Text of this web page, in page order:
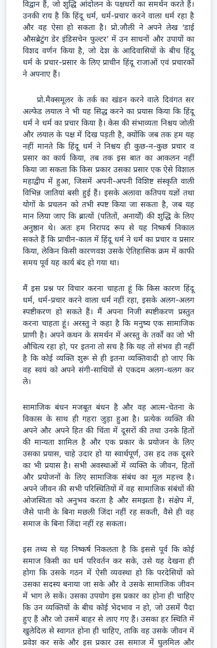
विद्वान हैं, जो शुद्धि आंदोलन के पक्षधरों का समर्थन करते हैं।
उनकी राय है कि हिंदू धर्म, धर्म-प्रचार करने वाला धर्म रहा है
और वह ऐसा हो सकता है। प्रो.जौली ने अपने लेख ‘डाई
औसब्रेटुंग डेर इंडिसचेन फुल्टर’ में उन साधनों और उपायों का
विशद वर्णन किया है, जो देश के आदिवासियों के बीच हिंदू
धर्म के प्रचार-प्रसार के लिए प्राचीन हिंदू राजाओं एवं प्रचारकों
ने अपनाए हैं।
प्रो.मैक्समूलर के तर्क का खंडन करने वाले दिवंगत सर
अल्फेड लयाल ने भी यह सिद्ध करने का प्रयास किया कि हिंदू
धर्म ने धर्म का प्रचार किया है। केस की संभाव्यता निश्चय जोली
और लयाल के पक्ष में दिख पड़ती है, क्योंकि जब तक हम यह
नहीं मानते कि हिंदू धर्म ने निश्चय ही कुछ-न-कुछ प्रचार व
प्रसार का कार्य किया, तब तक इस बात का आकलन नहीं
किया जा सकता कि किस प्रकार उसका प्रसार एक ऐसे विशाल
महाद्वीप में हुआ, जिसमें अपनी-अपनी विशिष्ट संस्कृति वाली
विभिन्न जातियां बसी हुई हैं। इसके अलावा कतिपय यज्ञों तथा
योगों के प्रचलन को तभी स्पष्ट किया जा सकता है, जब यह
मान लिया जाए कि ब्रात्यों (पतितों, अनार्यों) की शुद्धि के लिए
अनुष्ठान थे। अतः हम निरापद रूप से यह निष्कर्ष निकाल
सकते हैं कि प्राचीन-काल में हिंदू धर्म ने धर्म का प्रचार व प्रसार
किया, लेकिन किसी कारणवश उसके ऐतिहासिक क्रम में काफी
समय पूर्व यह कार्य बंद हो गया था।
मैं इस प्रश्न पर विचार करना चाहता हूं कि किस कारण हिंदू
धर्म, धर्म-प्रचार करने वाला धर्म नहीं रहा, इसके अलग-अलग
स्पष्टीकरण हो सकते हैं। मैं अपना निजी स्पष्टीकरण प्रस्तुत
करना चाहता हूं। अरस्तु ने कहा है कि मनुष्य एक सामाजिक
प्राणी है। अपने कथन के समर्थन में अरस्तु के तर्कों का जो भी
औचित्य रहा हो, पर इतना तो सच है कि यह तो संभव ही नहीं
है कि कोई व्यक्ति शुरू से ही इतना व्यक्तिवादी हो जाए कि
वह स्वयं को अपने संगी-साथियों से एकदम अलग-थलग कर
ले।
सामाजिक बंधन मजबूत बंधन है और वह आत्म-चेतना के
विकास के साथ ही गहरा जुड़ा हुआ है। प्रत्येक व्यक्ति की
अपने और अपने हित की चिंता में दूसरों की तथा उनके हितों
की मान्यता शामिल है और एक प्रकार के प्रयोजन के लिए
उसका प्रयास, चाहे उदार हो या स्वार्थपूर्ण, उस हद तक दूसरे
का भी प्रयास है। सभी अवस्थाओं में व्यक्ति के जीवन, हितों
और प्रयोजनों के लिए सामाजिक संबंध का मूल महत्त्व है।
अपने जीवन की सभी परिस्थितियों में वह सामाजिक संबंधों की
ओजस्विता को अनुभव करता है और समझता है। संक्षेप में,
जैसे पानी के बिना मछली जिंदा नहीं रह सकती, वैसे ही वह
समाज के बिना जिंदा नहीं रह सकता।
इस तथ्य से यह निष्कर्ष निकलता है कि इससे पूर्व कि कोई
समाज किसी का धर्म परिवर्तन कर सके, उसे यह देखना ही
होगा कि उसके गठन में ऐसी व्यवस्था हो कि परदेसियों को
उसका सदस्य बनाया जा सके और वे उसके सामाजिक जीवन
में भाग ले सकें। उसका उपयोग इस प्रकार का होना ही चाहिए
कि उन व्यक्तियों के बीच कोई भेदभाव न हो, जो उसमें पैदा
हुए हैं और जो उसमें बाहर से लाए गए हैं। उसका हर स्थिति में
खुलेदिल से स्वागत होना ही चाहिए, ताकि वह उसके जीवन में
प्रवेश कर सके और इस प्रकार उस समाज में घुलमिल और